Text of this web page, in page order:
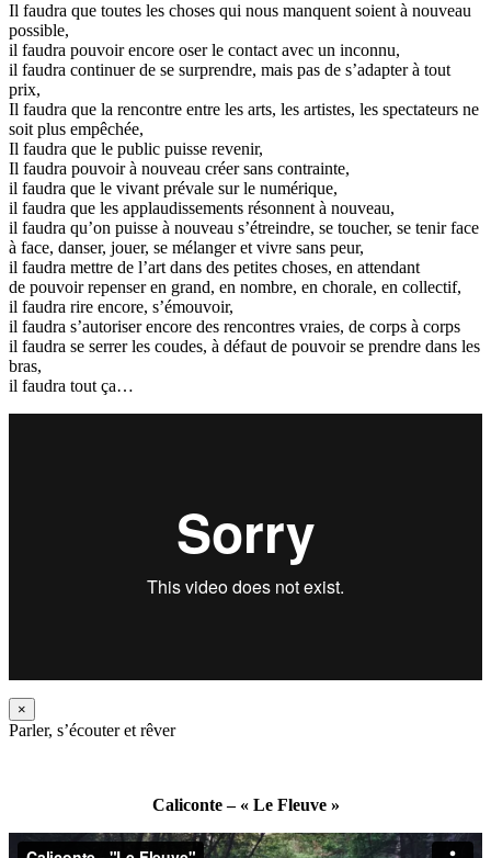
Il faudra que toutes les choses qui nous manquent soient à nouveau
possible,
il faudra pouvoir encore oser le contact avec un inconnu,
il faudra continuer de se surprendre, mais pas de s’adapter à tout
prix,
Il faudra que la rencontre entre les arts, les artistes, les spectateurs ne
soit plus empêchée,
Il faudra que le public puisse revenir,
Il faudra pouvoir à nouveau créer sans contrainte,
il faudra que le vivant prévale sur le numérique,
il faudra que les applaudissements résonnent à nouveau,
il faudra qu’on puisse à nouveau s’étreindre, se toucher, se tenir face
à face, danser, jouer, se mélanger et vivre sans peur,
il faudra mettre de l’art dans des petites choses, en attendant
de pouvoir repenser en grand, en nombre, en chorale, en collectif,
il faudra rire encore, s’émouvoir,
il faudra s’autoriser encore des rencontres vraies, de corps à corps
il faudra se serrer les coudes, à défaut de pouvoir se prendre dans les
bras,
il faudra tout ça…
×
Parler, s’écouter et rêver
Caliconte – « Le Fleuve »